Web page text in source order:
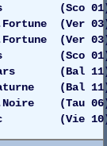
(Sco 01)
(Ver
(Ver 03)
01)
(Bal 11)
(Bal
(Tau 06)
(Vie 10)